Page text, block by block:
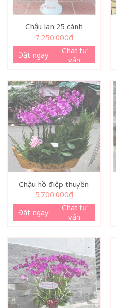
Chậu lan 25 cành
7.250.000₫
Đặt ngay
Chat tư
vấn
Chậu hồ điệp thuyền
5.700.000₫
Đặt ngay
Chat tư
vấn